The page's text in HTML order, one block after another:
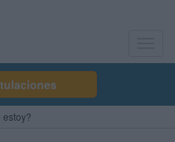
estoy?